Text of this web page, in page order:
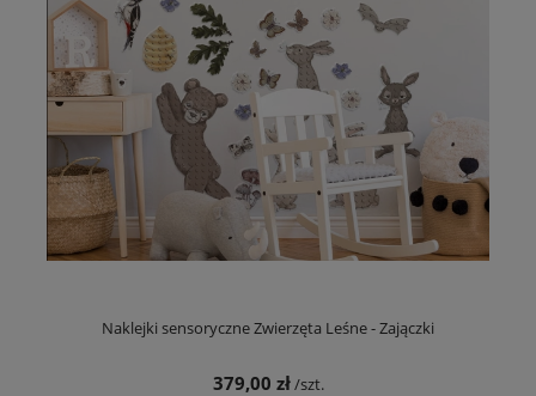
Naklejki sensoryczne Zwierzęta Leśne - Zajączki
379,00 zł/szt.